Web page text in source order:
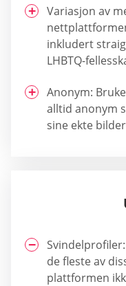
Variasjon av
inkludert
LHBTQ-
Anonym:
alltid anonym
sine ekte
de fleste av
plattformen